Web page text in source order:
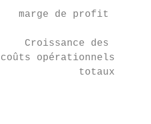
marge de profit
Croissance des
opérationnels
totaux